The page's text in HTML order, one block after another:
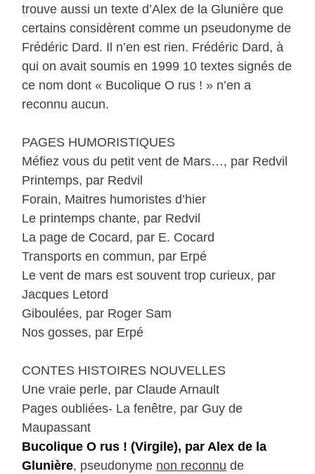
trouve aussi un texte d’Alex de la Glunière que
certains considèrent comme un pseudonyme de
Frédéric Dard. Il n’en est rien. Frédéric Dard, à
qui on avait soumis en 1999 10 textes signés de
ce nom dont « Bucolique O rus ! » n’en a
reconnu aucun.
PAGES HUMORISTIQUES
Méfiez vous du petit vent de Mars…, par Redvil
Printemps, par Redvil
Forain, Maitres humoristes d’hier
Le printemps chante, par Redvil
La page de Cocard, par E. Cocard
Transports en commun, par Erpé
Le vent de mars est souvent trop curieux, par
Jacques Letord
Giboulées, par Roger Sam
Nos gosses, par Erpé
CONTES HISTOIRES NOUVELLES
Une vraie perle, par Claude Arnault
Pages oubliées- La fenêtre, par Guy de
Maupassant
Bucolique O rus ! (Virgile), par Alex de la
Glunière, pseudonyme non reconnu de